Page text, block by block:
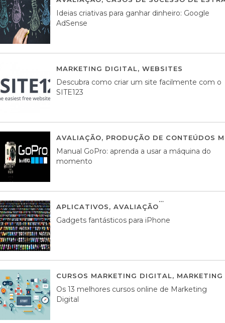
Ideias criativas para ganhar dinheiro: Google
AdSense
MARKETING DIGITAL, WEBSITES
Descubra como criar um site facilmente com o
SITE123
AVALIAÇÃO, PRODUÇÃO DE CONTEÚDOS
Manual GoPro: aprenda a usar a máquina do
momento
APLICATIVOS, AVALIAÇÃO
Gadgets fantásticos para iPhone
CURSOS MARKETING DIGITAL,
Os 13 melhores cursos online de Marketing
Digital